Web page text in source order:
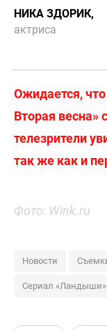
НИКА ЗДОРИК,
актриса
Ожидается,
Вторая весна»
телезрители
так же как и
Фото: Wink.ru
Новости
Сериал «Ландыши»